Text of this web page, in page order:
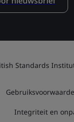
Standards
Integriteit en